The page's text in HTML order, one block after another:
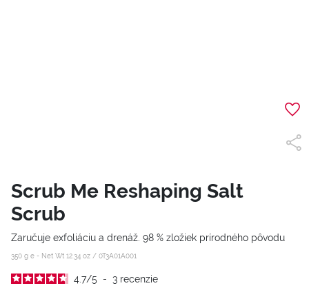
Scrub Me Reshaping Salt
Scrub
Zaručuje exfoliáciu a drenáž. 98 % zložiek prírodného pôvodu
350 g e - Net Wt 12.34 oz / 0T3A01A001
4.7/5 - 3 recenzie